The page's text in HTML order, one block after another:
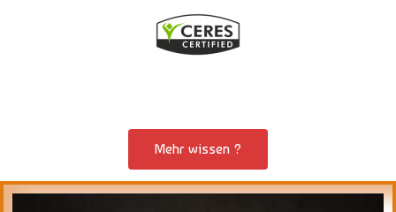
Mehr wissen ?